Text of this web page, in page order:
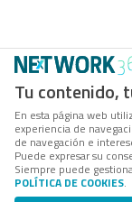
Tu contenido,
En esta página web
experiencia de
de navegación e
Puede expresar su
Siempre puede
POLÍTICA DE COOKIES.